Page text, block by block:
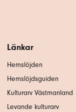
Länkar
Hemslöjden
Hemslöjdsguiden
Kulturarv Västmanland
Levande kulturarv